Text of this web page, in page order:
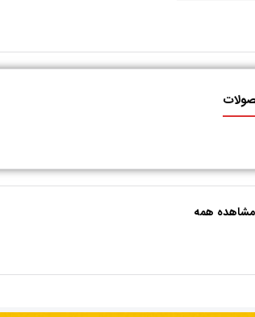
مشاهده همه